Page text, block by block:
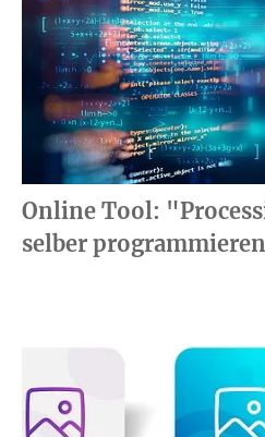
Online Tool:
selber programmieren